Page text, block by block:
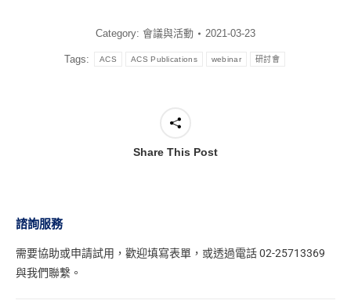
Category: 會議與活動 2021-03-23
Tags: ACS ACS Publications webinar 研討會
Share This Post
諮詢服務
需要協助或申請試用， 歡迎填寫表單 ，或透過電話 02-25713369
與我們聯繫。